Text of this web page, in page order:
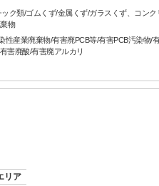
ク類/ゴムくず/金属くず/ガラスくず、コン
物
性産業廃棄物/有害廃PCB等/有害PCB汚染物/
害廃酸/有害廃アルカリ
リア